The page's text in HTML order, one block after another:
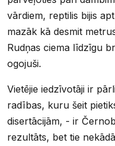
vārdiem, reptilis bijis
mazāk kā desmit
Rudņas ciema līdzīgu
ogojuši.
Vietējie iedzīvotāji ir
radības, kuru šeit
disertācijām, - ir
rezultāts, bet tie